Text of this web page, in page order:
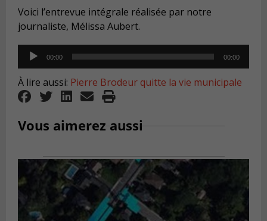
Voici l’entrevue intégrale réalisée par notre
journaliste, Mélissa Aubert.
Audio
Player
00:00 00:00
À lire aussi: Pierre Brodeur quitte la vie municipale
Vous aimerez aussi